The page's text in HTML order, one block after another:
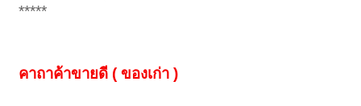
*****
คาถาค้าขายดี ( ของเก่า )